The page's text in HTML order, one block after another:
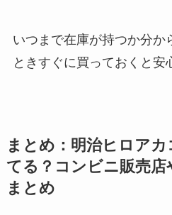
いつまで在庫が持つか分か
ときすぐに買っておくと安
まとめ：明治ヒロア
てる？コンビニ販売
まとめ